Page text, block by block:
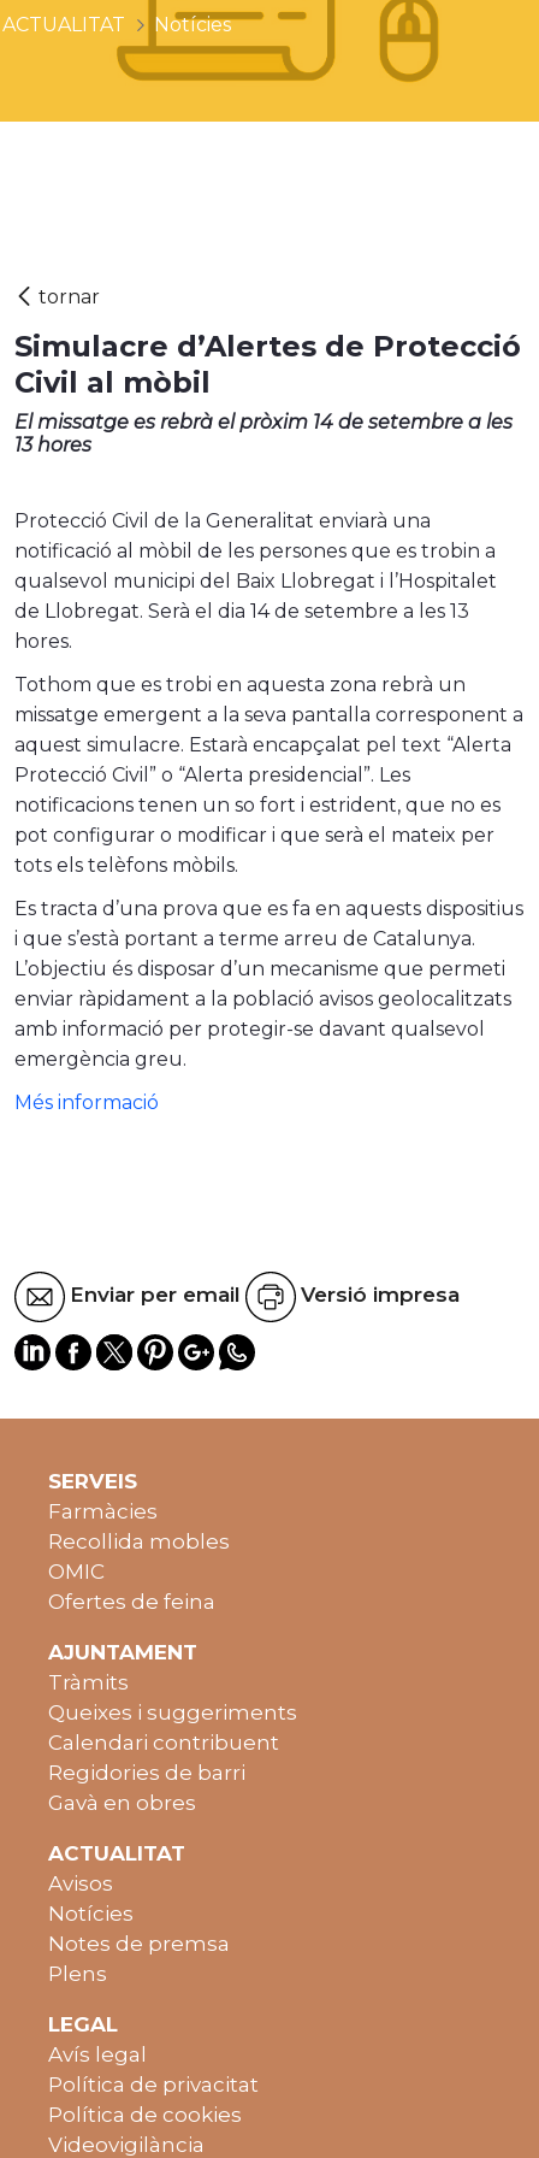
ACTUALITAT Notícies
Simulacre d’Alertes de Protecció
Civil al mòbil
El missatge es rebrà el pròxim 14 de setembre a les
13 hores
Protecció Civil de la Generalitat enviarà una
notificació al mòbil de les persones que es trobin a
qualsevol municipi del Baix Llobregat i l’Hospitalet
de Llobregat. Serà el dia 14 de setembre a les 13
hores.
Tothom que es trobi en aquesta zona rebrà un
missatge emergent a la seva pantalla corresponent a
aquest simulacre. Estarà encapçalat pel text “Alerta
Protecció Civil” o “Alerta presidencial”. Les
notificacions tenen un so fort i estrident, que no es
pot configurar o modificar i que serà el mateix per
tots els telèfons mòbils.
Es tracta d’una prova que es fa en aquests dispositius
i que s’està portant a terme arreu de Catalunya.
L’objectiu és disposar d’un mecanisme que permeti
enviar ràpidament a la població avisos geolocalitzats
amb informació per protegir-se davant qualsevol
emergència greu.
Més informació
Enviar per email Versió impresa
SERVEIS
Farmàcies
Recollida mobles
OMIC
Ofertes de feina
AJUNTAMENT
Tràmits
Queixes i suggeriments
Calendari contribuent
Regidories de barri
Gavà en obres
ACTUALITAT
Avisos
Notícies
Notes de premsa
Plens
LEGAL
Avís legal
Política de privacitat
Política de cookies
Videovigilància